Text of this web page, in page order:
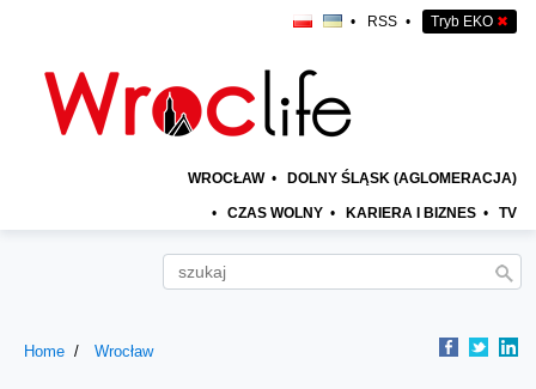
• RSS • Tryb EKO ✖
WROCŁAW • DOLNY ŚLĄSK (AGLOMERACJA)
• CZAS WOLNY • KARIERA I BIZNES • TV
Home Wrocław